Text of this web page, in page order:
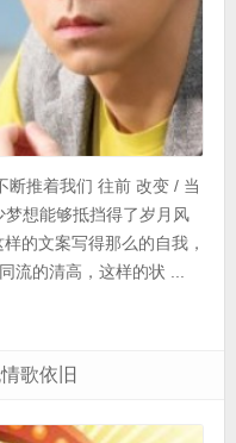
断推着我们 往前 改变 / 当
想能够抵挡得了岁月风
的文案写得那么的自我，
流的清高，这样的状 ...
歌依旧